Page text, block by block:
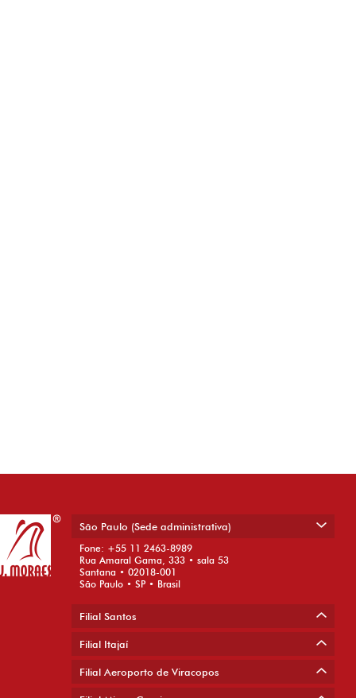
São Paulo (Sede administrativa)
Fone: +55 11 2463-8989
Rua Amaral Gama, 333 • sala 53
Santana • 02018-001
São Paulo • SP • Brasil
Filial Santos
Filial Itajaí
Filial Aeroporto de Viracopos